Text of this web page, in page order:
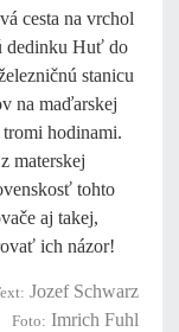
cesta na vrchol
dedinku Huť do
stanicu
na maďarskej
hodinami.
materskej
tohto
aj takej,
ich názor!
Jozef Schwarz
Foto: Imrich Fuhl